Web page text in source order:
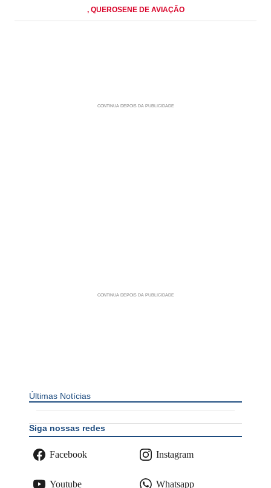
, QUEROSENE DE AVIAÇÃO
Últimas Notícias
Siga nossas redes
Facebook Instagram
Youtube Whatsapp